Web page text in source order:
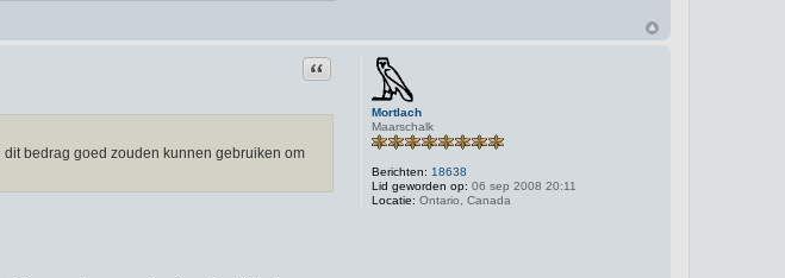
Mortlach
Maarschalk
Berichten: 18638
Lid geworden op: 06 sep 2008 20:11
Locatie: Ontario, Canada
Citeer
dit bedrag goed zouden kunnen gebruiken om